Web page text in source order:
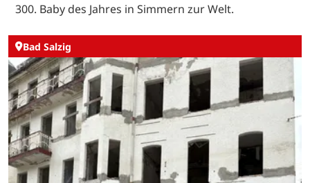
300. Baby des Jahres in Simmern zur Welt.
Bad Salzig